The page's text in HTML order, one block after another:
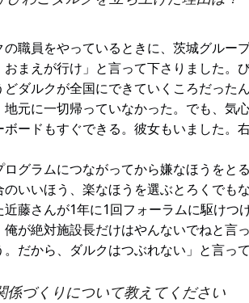
職員をやっているときに、茨城グルー
おまえが行け」と言って下さりました。
どダルクが全国にできていくころだった
地元に一切帰っていなかった。でも、気
ボードもすぐできる。彼女もいました。
ログラムにつながってから嫌なほうをと
のいいほう、楽なほうを選ぶとろくでも
近藤さんが1年に1回フォーラムに駆けつ
が絶対施設長だけはやんないでねと言
。だから、ダルクはつぶれない」と言って
係づくりについて教えてください